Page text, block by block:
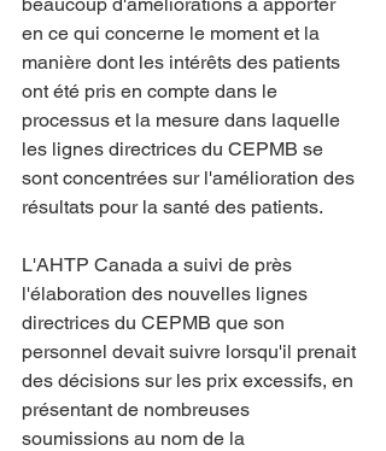
en ce qui concerne le moment et la
manière dont les intérêts des patients
ont été pris en compte dans le
processus et la mesure dans laquelle
les lignes directrices du CEPMB se
sont concentrées sur l'amélioration des
résultats pour la santé des patients.
L'AHTP Canada a suivi de près
l'élaboration des nouvelles lignes
directrices du CEPMB que son
personnel devait suivre lorsqu'il prenait
des décisions sur les prix excessifs, en
présentant de nombreuses
soumissions au nom de la